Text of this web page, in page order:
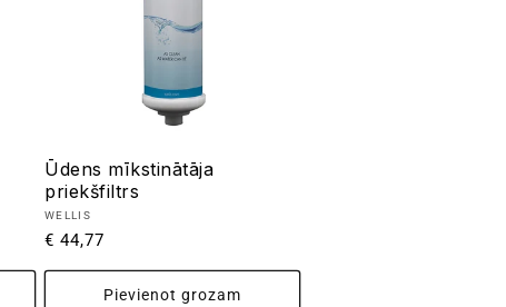
Ūdens mīkstinātāja
priekšfiltrs
Pārdevējs:
WELLIS
Parastā
€ 44,77
Pievienot grozam